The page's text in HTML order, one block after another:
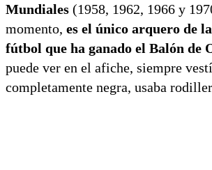
Mundiales (1958, 1962, 1966 y
momento, es el único arquero de
fútbol que ha ganado el Balón de
puede ver en el afiche, siempre
completamente negra, usaba